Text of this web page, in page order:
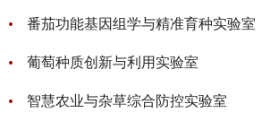
番茄功能基因组学与精准育种实验室
葡萄种质创新与利用实验室
智慧农业与杂草综合防控实验室